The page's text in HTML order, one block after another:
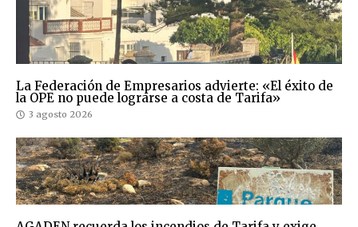
La Federación de Empresarios advierte: «El éxito de
la OPE no puede lograrse a costa de Tarifa»
3 agosto 2026